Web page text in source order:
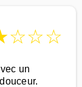
☆☆☆
un